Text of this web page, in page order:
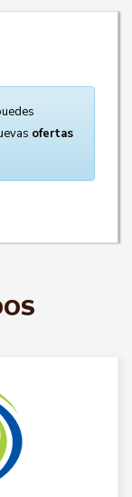
ofertas